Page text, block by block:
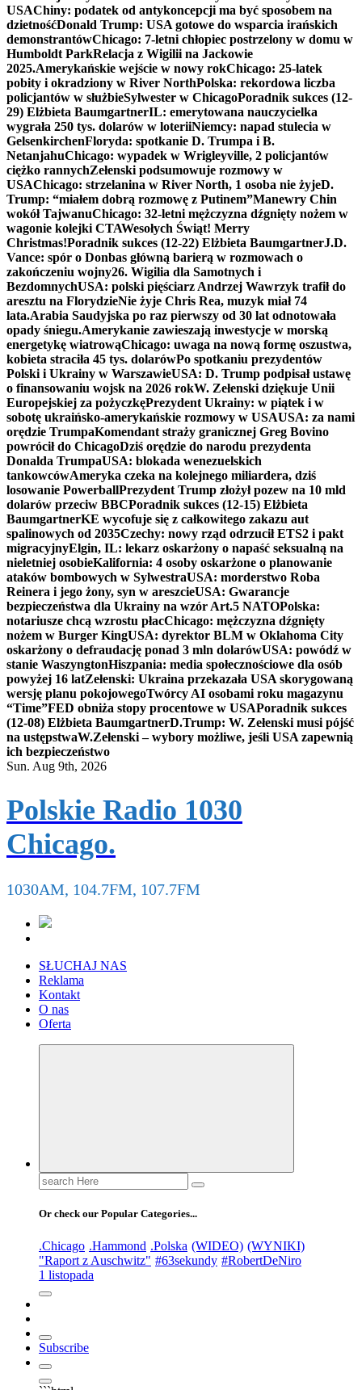
USAChiny: podatek od antykoncepcji ma być sposobem na
dzietnośćDonald Trump: USA gotowe do wsparcia irańskich
demonstrantówChicago: 7-letni chłopiec postrzelony w domu w
Humboldt ParkRelacja z Wigilii na Jackowie
2025.Amerykańskie wejście w nowy rokChicago: 25-latek
pobity i okradziony w River NorthPolska: rekordowa liczba
policjantów w służbieSylwester w ChicagoPoradnik sukces (12-
29) Elżbieta BaumgartnerIL: emerytowana nauczycielka
wygrała 250 tys. dolarów w loteriiNiemcy: napad stulecia w
GelsenkirchenFloryda: spotkanie D. Trumpa i B.
NetanjahuChicago: wypadek w Wrigleyville, 2 policjantów
ciężko rannychZełenski podsumowuje rozmowy w
USAChicago: strzelanina w River North, 1 osoba nie żyjeD.
Trump: “miałem dobrą rozmowę z Putinem”Manewry Chin
wokół TajwanuChicago: 32-letni mężczyzna dźgnięty nożem w
wagonie kolejki CTAWesołych Świąt! Merry
Christmas!Poradnik sukces (12-22) Elżbieta BaumgartnerJ.D.
Vance: spór o Donbas główną barierą w rozmowach o
zakończeniu wojny26. Wigilia dla Samotnych i
BezdomnychUSA: polski pięściarz Andrzej Wawrzyk trafił do
aresztu na FlorydzieNie żyje Chris Rea, muzyk miał 74
lata.Arabia Saudyjska po raz pierwszy od 30 lat odnotowała
opady śniegu.Amerykanie zawieszają inwestycje w morską
energetykę wiatrowąChicago: uwaga na nową formę oszustwa,
kobieta straciła 45 tys. dolarówPo spotkaniu prezydentów
Polski i Ukrainy w WarszawieUSA: D. Trump podpisał ustawę
o finansowaniu wojsk na 2026 rokW. Zełenski dziękuje Unii
Europejskiej za pożyczkęPrezydent Ukrainy: w piątek i w
sobotę ukraińsko-amerykańskie rozmowy w USAUSA: za nami
orędzie TrumpaKomendant straży granicznej Greg Bovino
powrócił do ChicagoDziś orędzie do narodu prezydenta
Donalda TrumpaUSA: blokada wenezuelskich
tankowcówAmeryka czeka na kolejnego miliardera, dziś
losowanie PowerballPrezydent Trump złożył pozew na 10 mld
dolarów przeciw BBCPoradnik sukces (12-15) Elżbieta
BaumgartnerKE wycofuje się z całkowitego zakazu aut
spalinowych od 2035Czechy: nowy rząd odrzucił ETS2 i pakt
migracyjnyElgin, IL: lekarz oskarżony o napaść seksualną na
nieletniej osobieKalifornia: 4 osoby oskarżone o planowanie
ataków bombowych w SylwestraUSA: morderstwo Roba
Reinera i jego żony, syn w areszcieUSA: Gwarancje
bezpieczeństwa dla Ukrainy na wzór Art.5 NATOPolska:
notariusze chcą wzrostu płacChicago: mężczyzna dźgnięty
nożem w Burger KingUSA: dyrektor BLM w Oklahoma City
oskarżony o defraudację ponad 3 mln dolarówUSA: powódź w
stanie WaszyngtonHiszpania: media społecznościowe dla osób
powyżej 16 latZełenski: Ukraina przekazała USA skorygowaną
wersję planu pokojowegoTwórcy AI osobami roku magazynu
“Time”FED obniża stopy procentowe w USAPoradnik sukces
(12-08) Elżbieta BaumgartnerD.Trump: W. Zełenski musi pójść
na ustępstwaW.Zełenski – wybory możliwe, jeśli USA zapewnią
ich bezpieczeństwo
Sun. Aug 9th, 2026
Polskie Radio 1030
Chicago.
1030AM, 104.7FM, 107.7FM
SŁUCHAJ NAS
Reklama
Kontakt
O nas
Oferta
Search
for:
Or check our Popular Categories...
.Chicago .Hammond .Polska (WIDEO) (WYNIKI)
"Raport z Auschwitz" #63sekundy #RobertDeNiro
1 listopada
Subscribe